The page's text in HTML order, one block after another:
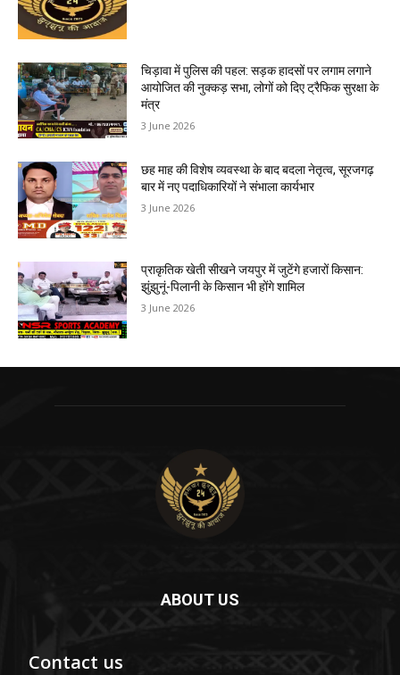
चिड़ावा में पुलिस की पहल: सड़क हादसों पर लगाम लगाने
आयोजित की नुक्कड़ सभा, लोगों को दिए ट्रैफिक सुरक्षा के
मंत्र
3 June 2026
छह माह की विशेष व्यवस्था के बाद बदला नेतृत्व, सूरजगढ़
बार में नए पदाधिकारियों ने संभाला कार्यभार
3 June 2026
प्राकृतिक खेती सीखने जयपुर में जुटेंगे हजारों किसान:
झुंझुनूं-पिलानी के किसान भी होंगे शामिल
3 June 2026
ABOUT US
Contact us